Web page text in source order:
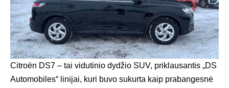
Citroën DS7 – tai vidutinio dydžio SUV, priklausantis „DS
Automobiles“ linijai, kuri buvo sukurta kaip prabangesnė